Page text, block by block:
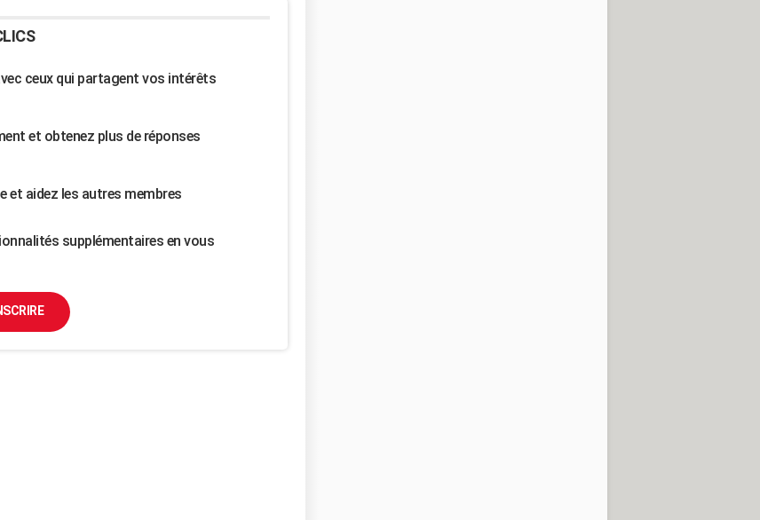
ceux qui partagent vos intérêts
et obtenez plus de réponses
et aidez les autres membres
supplémentaires en vous